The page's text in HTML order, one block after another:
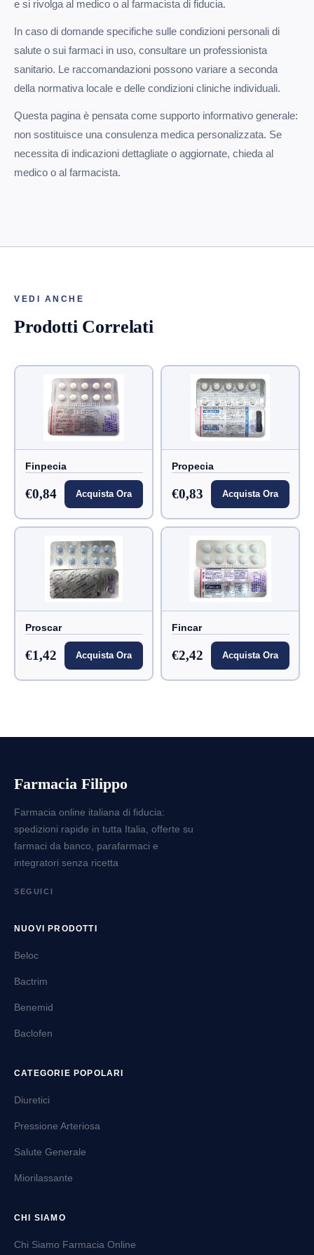
e si rivolga al medico o al farmacista di fiducia.
In caso di domande specifiche sulle condizioni personali di
salute o sui farmaci in uso, consultare un professionista
sanitario. Le raccomandazioni possono variare a seconda
della normativa locale e delle condizioni cliniche individuali.
Questa pagina è pensata come supporto informativo generale:
non sostituisce una consulenza medica personalizzata. Se
necessita di indicazioni dettagliate o aggiornate, chieda al
medico o al farmacista.
VEDI ANCHE
Prodotti Correlati
Finpecia
€0,84 Acquista Ora
Propecia
€0,83 Acquista Ora
Proscar
€1,42 Acquista Ora
Fincar
€2,42 Acquista Ora
Farmacia Filippo
Farmacia online italiana di fiducia:
spedizioni rapide in tutta Italia, offerte su
farmaci da banco, parafarmaci e
integratori senza ricetta
SEGUICI
NUOVI PRODOTTI
Beloc
Bactrim
Benemid
Baclofen
CATEGORIE POPOLARI
Diuretici
Pressione Arteriosa
Salute Generale
Miorilassante
CHI SIAMO
Chi Siamo Farmacia Online